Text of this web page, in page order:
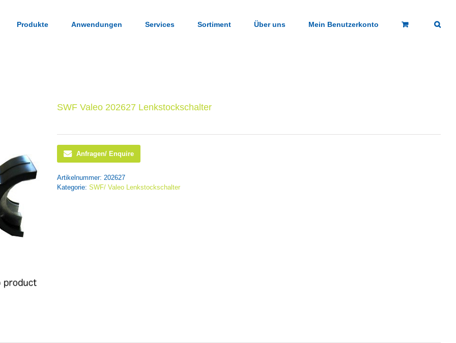
Produkte Anwendungen Services Sortiment Über uns Mein Benutzerkonto
SWF Valeo 202627 Lenkstockschalter
Anfragen/ Enquire
Artikelnummer: 202627
Kategorie: SWF/ Valeo Lenkstockschalter